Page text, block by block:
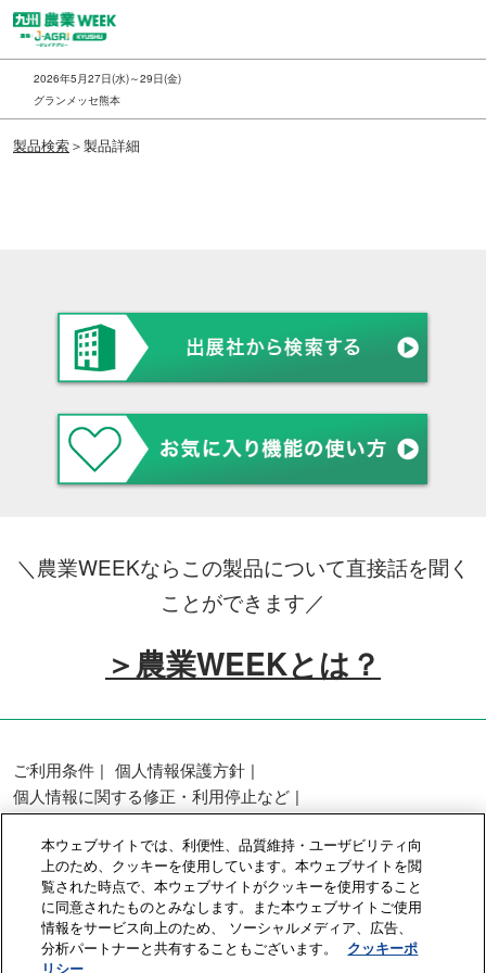
ス
キ
ッ
し
て
2026年5月27日(水)～29日(金)
グランメッセ熊本
製品検索＞製品詳細
＼農業WEEKならこの製品について直接話を聞く
ことができます／
＞農業WEEKとは？
ご利用条件
個人情報保護方針
個人情報に関する修正・利用停止など
展示会・セミナー参加ポリシー
カスタマーハラスメントに対する基本方針
クッキーポリシー
クッキーの設定
Copyright © RX Japan GK
本ウェブサイトでは、利便性、品質維持・ユーザビリティ向
上のため、クッキーを使用しています。本ウェブサイトを閲
覧された時点で、本ウェブサイトがクッキーを使用すること
に同意されたものとみなします。また本ウェブサイトご使用
情報をサービス向上のため、 ソーシャルメディア、広告、
分析パートナーと共有することもございます。
クッキーポ
リシー